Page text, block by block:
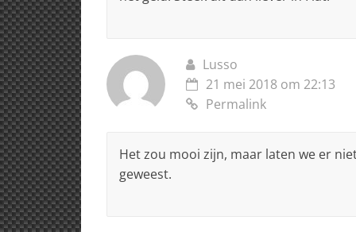
Lusso
21 mei 2018 om 22:13
Permalink
Het zou mooi zijn, maar laten we er
geweest.